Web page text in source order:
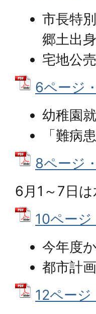
市長特
郷土出
宅地公
6ページ
幼稚園
「難病
8ページ
6月1～7日
10ペー
今年度
都市計
12ペー